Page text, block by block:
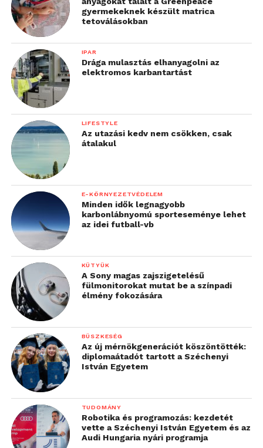
gyermekeknek készült matrica
tetoválásokban
IPAR
Drága mulasztás elhanyagolni az
elektromos karbantartást
LIFESTYLE
Az utazási kedv nem csökken, csak
átalakul
E-KÖRNYEZETVÉDELEM
Minden idők legnagyobb
karbonlábnyomú sporteseménye lehet
az idei futball-vb
KÜTYÜK
A Sony magas zajszigetelésű
fülmonitorokat mutat be a színpadi
élmény fokozására
BÜSZKESÉG
Az új mérnökgenerációt köszöntötték:
diplomaátadót tartott a Széchenyi
István Egyetem
TUDOMÁNY
Robotika és programozás: kezdetét
vette a Széchenyi István Egyetem és az
Audi Hungaria nyári programja